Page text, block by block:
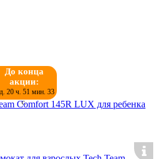
До конца
акции:
20 ч. 51 мин. 32
с.
Comfort 145R LUX для ребенка